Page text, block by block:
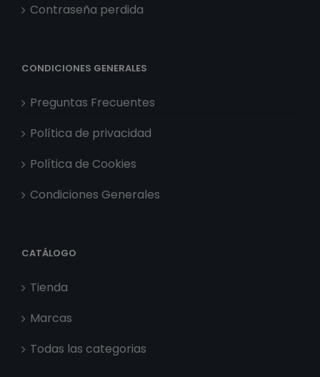
Contraseña perdida
CONDICIONES GENERALES
Preguntas Frecuentes
Política de privacidad
Política de Cookies
Condiciones Generales
CATÁLOGO
Tienda
Marcas
Todas las categorias